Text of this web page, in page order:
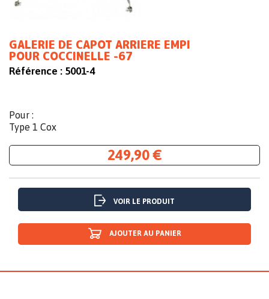
GALERIE DE CAPOT ARRIERE EMPI
POUR COCCINELLE -67
Référence : 5001-4
Pour :
Type 1 Cox
249,90 €
VOIR LE PRODUIT
AJOUTER AU PANIER